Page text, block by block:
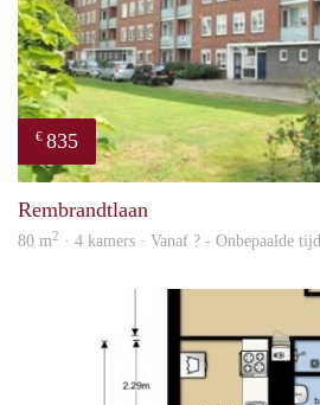
€ 835
Rembrandtlaan
80 m2 · 4 kamers · Vanaf ? - Onbepaalde tijd